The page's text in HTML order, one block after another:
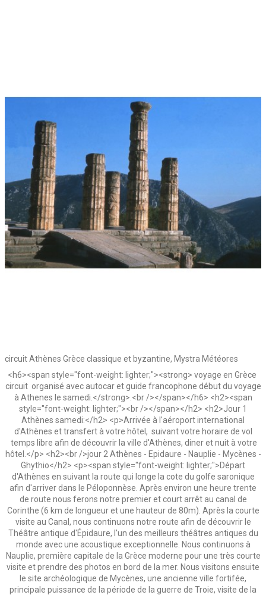
circuit Athènes Grèce classique et byzantine, Mystra Météores
<h6><span style="font-weight: lighter;"><strong> voyage en Grèce
circuit organisé avec autocar et guide francophone début du voyage
à Athenes le samedi.</strong>.<br /></span></h6> <h2><span
style="font-weight: lighter;"><br /></span></h2> <h2>Jour 1
Athènes samedi:</h2> <p>Arrivée à l'aéroport international
d'Athènes et transfert à votre hôtel, suivant votre horaire de vol
temps libre afin de découvrir la ville d'Athènes, diner et nuit à votre
hôtel.</p> <h2><br />jour 2 Athènes - Epidaure - Nauplie - Mycènes -
Ghythio</h2> <p><span style="font-weight: lighter;">Départ
d'Athènes en suivant la route qui longe la cote du golfe saronique
afin d'arriver dans le Péloponnèse. Après environ une heure trente
de route nous ferons notre premier et court arrêt au canal de
Corinthe (6 km de longueur et une hauteur de 80m). Après la courte
visite au Canal, nous continuons notre route afin de découvrir le
Théâtre antique d'Épidaure, l'un des meilleurs théâtres antiques du
monde avec une acoustique exceptionnelle. Nous continuons à
Nauplie, première capitale de la Grèce moderne pour une très courte
visite et prendre des photos en bord de la mer. Nous visitons ensuite
le site archéologique de Mycènes, une ancienne ville fortifée,
principale puissance de la période de la guerre de Troie, visite de la